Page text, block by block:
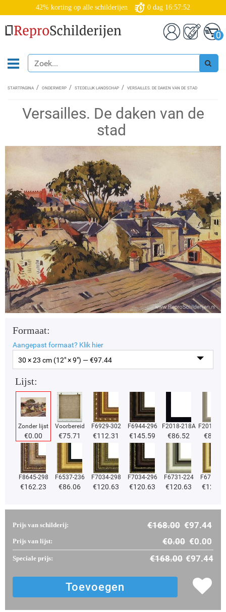
42% korting op alle schilderijen 0 dag 16:57:52
0
STARTPAGINA ONDERWERP STEDELIJK LANDSCHAP VERSAILLES. DE DAKEN VAN DE STAD
Versailles. De daken van de
stad
Formaat:
Aangepast formaat? Klik hier
30 × 23 cm (12" × 9") — €97.44
Lijst:
Zonder lijst
€0.00
Voorbereid
€75.71
F6929-302
€112.31
F6944-296
€145.59
F2018-218A
€86.52
F2018-
€86.52
F8645-298
€162.23
F6537-236
€86.06
F7034-298
€120.63
F7034-296
€120.63
F6731-224
€120.63
F6731-
€
Prijs van schilderij: €168.00 €97.44
Prijs van lijst: €0.00 €0.00
Speciale prijs: €168.00 €97.44